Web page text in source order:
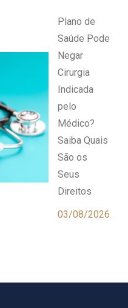
Plano de
Saúde Pode
Negar
Cirurgia
Indicada
pelo
Médico?
Saiba Quais
São os
Seus
Direitos
03/08/2026